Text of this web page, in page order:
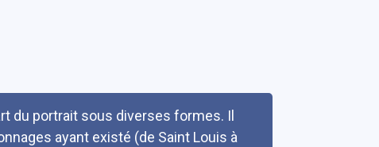
du portrait sous diverses formes. Il
ayant existé (de Saint Louis à